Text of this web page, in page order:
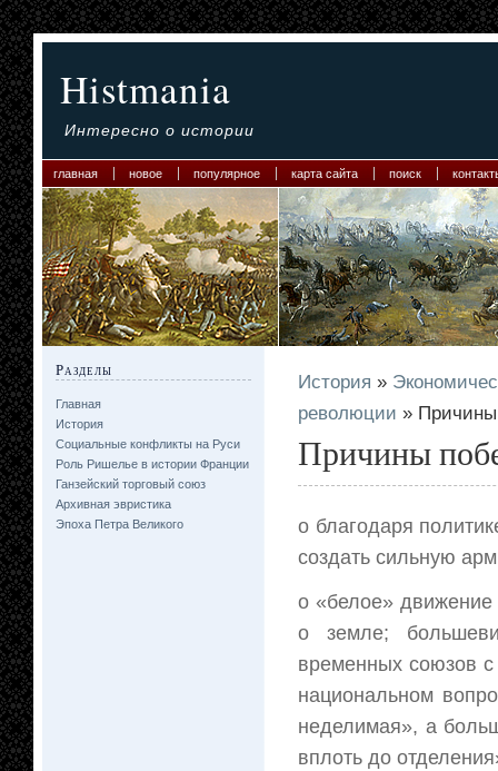
Histmania
Интересно о истории
главная новое популярное карта сайта поиск
Разделы
Главная
История
Социальные конфликты на Руси
Роль Ришелье в истории Франции
Ганзейский торговый союз
Архивная эвристика
Эпоха Петра Великого
История »
революции »
Причины
o благодаря
создать сильную
o «белое» движение
о земле;
временных союзов
национальном
неделимая», а
вплоть до